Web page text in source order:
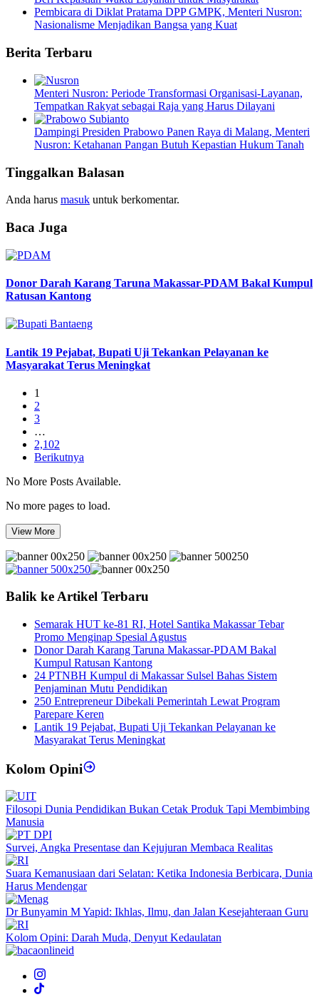
Pembicara di Diklat Pratama DPP GMPK, Menteri Nusron:
Nasionalisme Menjadikan Bangsa yang Kuat
Berita Terbaru
Menteri Nusron: Periode Transformasi Organisasi-Layanan,
Tempatkan Rakyat sebagai Raja yang Harus Dilayani
Dampingi Presiden Prabowo Panen Raya di Malang, Menteri
Nusron: Ketahanan Pangan Butuh Kepastian Hukum Tanah
Tinggalkan Balasan
Anda harus masuk untuk berkomentar.
Baca Juga
Donor Darah Karang Taruna Makassar-PDAM Bakal Kumpul
Ratusan Kantong
Lantik 19 Pejabat, Bupati Uji Tekankan Pelayanan ke
Masyarakat Terus Meningkat
1
2
3
…
2,102
Berikutnya
No More Posts Available.
No more pages to load.
View More
Balik ke Artikel Terbaru
Semarak HUT ke-81 RI, Hotel Santika Makassar Tebar
Promo Menginap Spesial Agustus
Donor Darah Karang Taruna Makassar-PDAM Bakal
Kumpul Ratusan Kantong
24 PTNBH Kumpul di Makassar Sulsel Bahas Sistem
Penjaminan Mutu Pendidikan
250 Entrepreneur Dibekali Pemerintah Lewat Program
Parepare Keren
Lantik 19 Pejabat, Bupati Uji Tekankan Pelayanan ke
Masyarakat Terus Meningkat
Kolom Opini
Filosopi Dunia Pendidikan Bukan Cetak Produk Tapi Membimbing
Manusia
Survei, Angka Presentase dan Kejujuran Membaca Realitas
Suara Kemanusiaan dari Selatan: Ketika Indonesia Berbicara, Dunia
Harus Mendengar
Dr Bunyamin M Yapid: Ikhlas, Ilmu, dan Jalan Kesejahteraan Guru
Kolom Opini: Darah Muda, Denyut Kedaulatan